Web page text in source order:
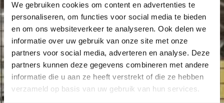
We gebruiken cookies om content en advertenties te
personaliseren, om functies voor social media te bieden
en om ons websiteverkeer te analyseren. Ook delen we
informatie over uw gebruik van onze site met onze
partners voor social media, adverteren en analyse. Deze
partners kunnen deze gegevens combineren met andere
informatie die u aan ze heeft verstrekt of die ze hebben
verzameld op basis van uw gebruik van hun services.
Jouw bedrijf klaar maken voor
de toekomst?
Heb jij te maken met een vergrijzend
personeelsbestand en wil je de eerste stappen